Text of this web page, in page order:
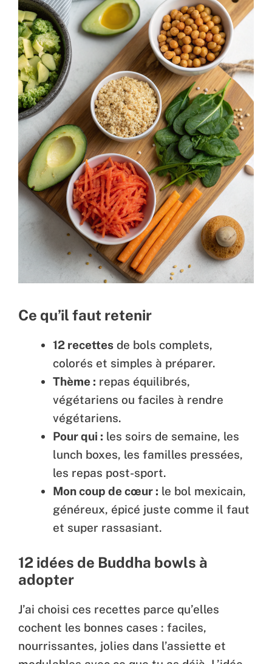
Ce qu’il faut retenir
12 recettes de bols complets,
colorés et simples à préparer.
Thème : repas équilibrés,
végétariens ou faciles à rendre
végétariens.
Pour qui : les soirs de semaine, les
lunch boxes, les familles pressées,
les repas post-sport.
Mon coup de cœur : le bol mexicain,
généreux, épicé juste comme il faut
et super rassasiant.
12 idées de Buddha bowls à
adopter
J’ai choisi ces recettes parce qu’elles
cochent les bonnes cases : faciles,
nourrissantes, jolies dans l’assiette et